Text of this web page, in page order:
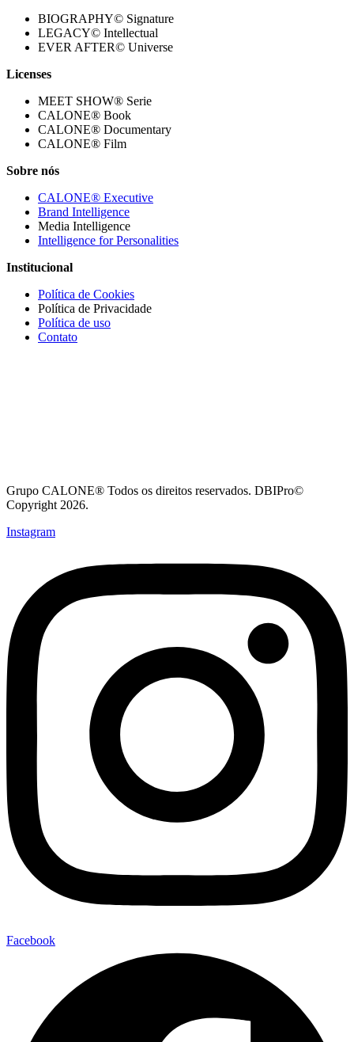
BIOGRAPHY© Signature
LEGACY© Intellectual
EVER AFTER© Universe
Licenses
MEET SHOW® Serie
CALONE® Book
CALONE® Documentary
CALONE® Film
Sobre nós
CALONE® Executive
Brand Intelligence
Media Intelligence
Intelligence for Personalities
Institucional
Política de Cookies
Política de Privacidade
Política de uso
Contato
Grupo CALONE® Todos os direitos reservados. DBIPro©
Copyright 2026.
Instagram
Facebook